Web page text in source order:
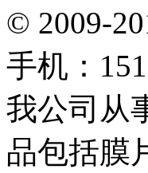
© 2009-
手机：
我公司从
品包括膜